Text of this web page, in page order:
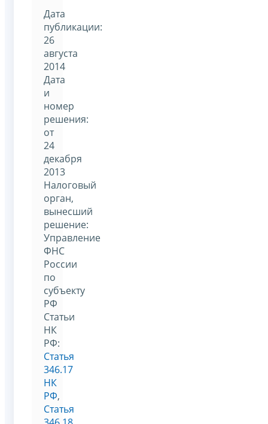
Дата
публикации:
26
августа
2014
Дата
и
номер
решения:
от
24
декабря
2013
Налоговый
орган,
вынесший
решение:
Управление
ФНС
России
по
субъекту
РФ
Статьи
НК
РФ:
Статья
346.17
НК
РФ,
Статья